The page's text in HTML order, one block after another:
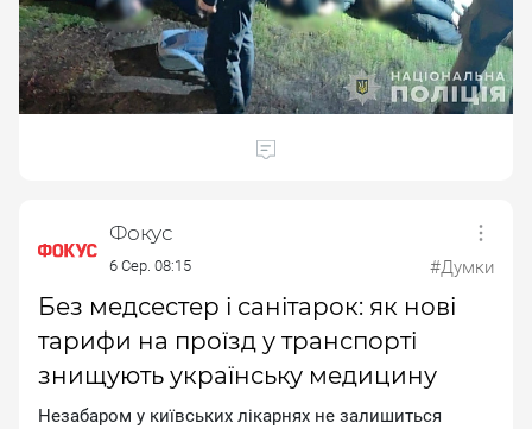
Фокус
6 Сер. 08:15 #Думки
Без медсестер і санітарок: як нові
тарифи на проїзд у транспорті
знищують українську медицину
Heзaбapoм у київcькиx лiкapняx нe зaлишитьcя